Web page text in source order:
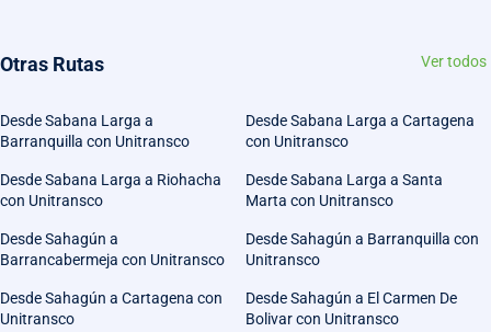
Otras Rutas Ver todos
Desde Sabana Larga a
Barranquilla con Unitransco
Desde Sabana Larga a Cartagena
con Unitransco
Desde Sabana Larga a Riohacha
con Unitransco
Desde Sabana Larga a Santa
Marta con Unitransco
Desde Sahagún a
Barrancabermeja con Unitransco
Desde Sahagún a Barranquilla con
Unitransco
Desde Sahagún a Cartagena con
Unitransco
Desde Sahagún a El Carmen De
Bolivar con Unitransco